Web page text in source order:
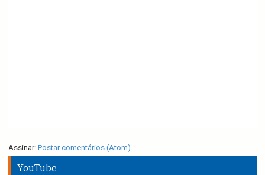
Assinar: Postar comentários (Atom)
YouTube